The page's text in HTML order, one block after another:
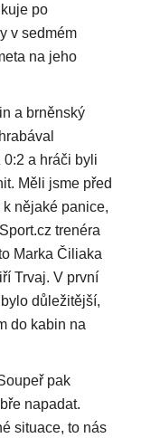
po
v sedmém
na jeho
a brněnský
0:2 a hráči byli
Měli jsme před
nějaké panice,
trenéra
Marka Čiliaka
Trvaj. V první
důležitější,
do kabin na
pak
napadat.
situace, to nás